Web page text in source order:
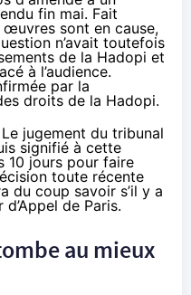
fin mai. Fait
œuvres sont en cause,
n’avait toutefois
de la Hadopi et
à l’audience.
par la
droits de la Hadopi.
Le jugement du tribunal
signifié à cette
10 jours pour faire
toute récente
du coup savoir s’il y a
de Paris.
au mieux